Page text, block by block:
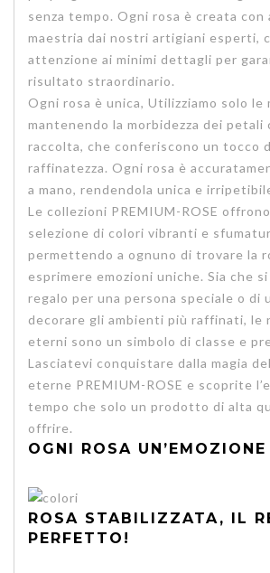
senza tempo. Ogni rosa è creata con
maestria dai nostri artigiani esperti,
attenzione ai minimi dettagli per
risultato straordinario.
Ogni rosa è unica, Utilizziamo solo le
mantenendo la morbidezza dei petali
raccolta, che conferiscono un tocco
raffinatezza. Ogni rosa è
a mano, rendendola unica e
Le collezioni PREMIUM-ROSE
selezione di colori vibranti e
permettendo a ognuno di trovare la
esprimere emozioni uniche. Sia che
regalo per una persona speciale o di
decorare gli ambienti più raffinati, le
eterni sono un simbolo di classe e
Lasciatevi conquistare dalla magia
eterne PREMIUM-ROSE e scoprite
tempo che solo un prodotto di alta
offrire.
OGNI ROSA UN’EMOZIONE
ROSA STABILIZZATA, IL
PERFETTO!